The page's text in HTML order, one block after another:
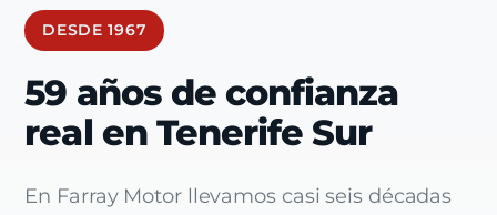
DESDE 1967
59 años de confianza
real en Tenerife Sur
En Farray Motor llevamos casi seis décadas